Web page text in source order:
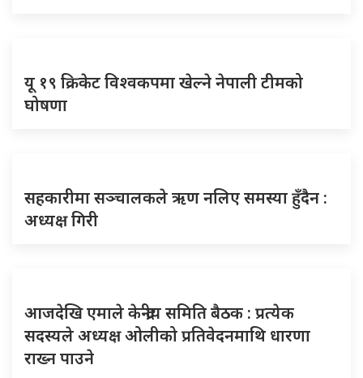
यू १९ क्रिकेट विश्वकपमा खेल्ने नेपाली टीमको
घोषणा
सहकारीमा सञ्चालकले ऋण नलिए समस्या हुँदैन :
अध्यक्ष गिरी
आजदेखि एमाले केन्द्रीय समिति बैठक : प्रत्येक
सदस्यले अध्यक्ष ओलीको प्रतिवेदनमाथि धारणा
राख्न पाउने